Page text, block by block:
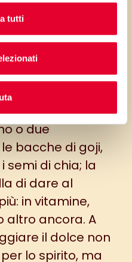
tutti
salubrità,
o due
bacche di goji,
semi di chia; la
di dare al
in vitamine,
altro ancora. A
il dolce non
lo spirito, ma